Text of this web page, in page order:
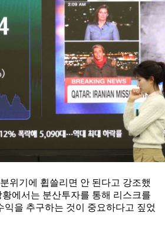
위기에 휩쓸리면 안 된다고 강조했
에서는 분산투자를 통해 리스크를
익을 추구하는 것이 중요하다고 짚었